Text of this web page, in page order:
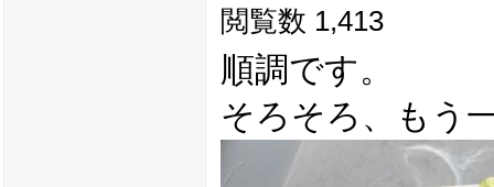
閲覧数 1,413
順調です。
そろそろ、もう